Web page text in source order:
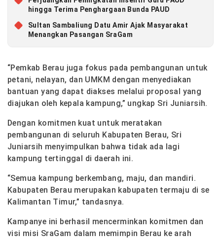
hingga Terima Penghargaan Bunda PAUD
Sultan Sambaliung Datu Amir Ajak Masyarakat
Menangkan Pasangan SraGam
“Pemkab Berau juga fokus pada pembangunan untuk
petani, nelayan, dan UMKM dengan menyediakan
bantuan yang dapat diakses melalui proposal yang
diajukan oleh kepala kampung,” ungkap Sri Juniarsih.
Dengan komitmen kuat untuk meratakan
pembangunan di seluruh Kabupaten Berau, Sri
Juniarsih menyimpulkan bahwa tidak ada lagi
kampung tertinggal di daerah ini.
“Semua kampung berkembang, maju, dan mandiri.
Kabupaten Berau merupakan kabupaten termaju di se
Kalimantan Timur,” tandasnya.
Kampanye ini berhasil mencerminkan komitmen dan
visi misi SraGam dalam memimpin Berau ke arah